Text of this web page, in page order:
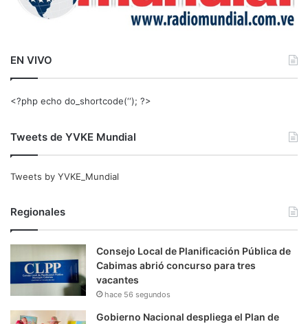
EN VIVO
<?php echo do_shortcode(‘‘); ?>
Tweets de YVKE Mundial
Tweets by YVKE_Mundial
Regionales
Consejo Local de Planificación Pública de
Cabimas abrió concurso para tres
vacantes
hace 56 segundos
Gobierno Nacional despliega el Plan de